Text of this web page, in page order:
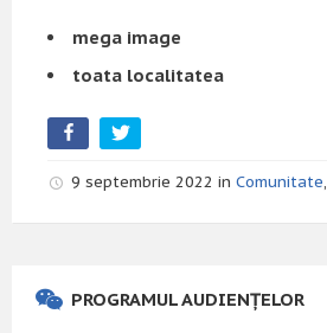
mega image
toata localitatea
9 septembrie 2022 in Comunitate,
PROGRAMUL AUDIENȚELOR